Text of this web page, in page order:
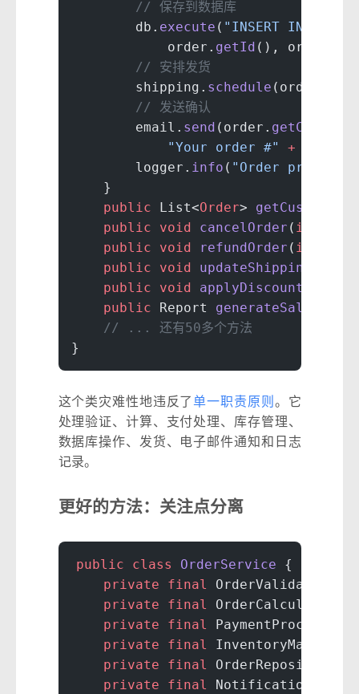
        // 保存到数据库
        db.
execute ( "INSERT INTO
            order.
getId (), order.
        // 安排发货
        shipping.
schedule (order);
        // 发送确认
        email.
send (order. getCustomer
            "Your order #"
+
        logger.
info ( "Order
    }
    public
List<Order>
    public
void cancelOrder ( int
    public
void refundOrder ( int
    public
void
    public
void applyDiscount
    public
Report
    // ... 还有50多个方法
}
这个类灾难性地违反了单一职责原则。它
处理验证、计算、支付处理、库存管理、
数据库操作、发货、电子邮件通知和日志
记录。
更好的方法：关注点分离
public class OrderService {
    private
final OrderValidator
    private
final OrderCalculator
    private
final PaymentProcessor
    private
final InventoryManager
    private
final OrderRepository
    private
final